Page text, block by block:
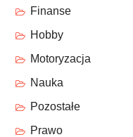
Finanse
Hobby
Motoryzacja
Nauka
Pozostałe
Prawo